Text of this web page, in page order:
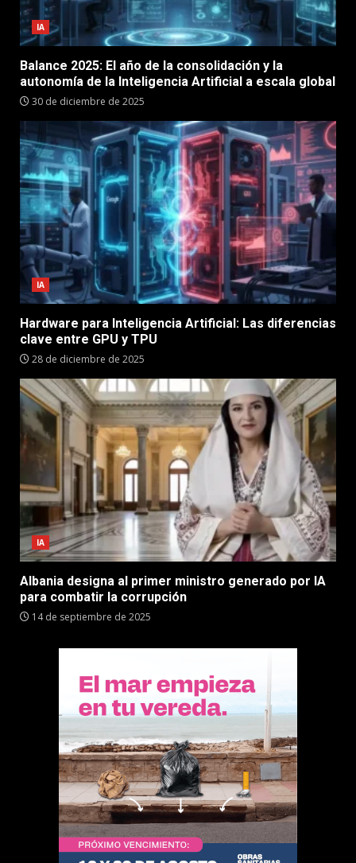
IA
Balance 2025: El año de la consolidación y la
autonomía de la Inteligencia Artificial a escala global
30 de diciembre de 2025
IA
Hardware para Inteligencia Artificial: Las diferencias
clave entre GPU y TPU
28 de diciembre de 2025
IA
Albania designa al primer ministro generado por IA
para combatir la corrupción
14 de septiembre de 2025